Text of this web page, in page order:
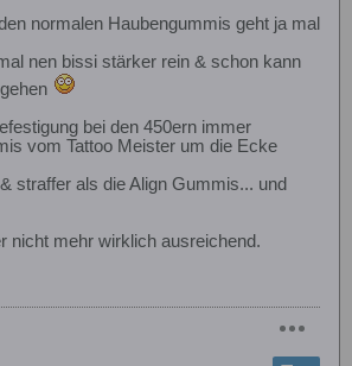
normalen Haubengummis geht ja mal
nen bissi stärker rein & schon kann
bei den 450ern immer
vom Tattoo Meister um die Ecke
straffer als die Align Gummis... und
nicht mehr wirklich ausreichend.